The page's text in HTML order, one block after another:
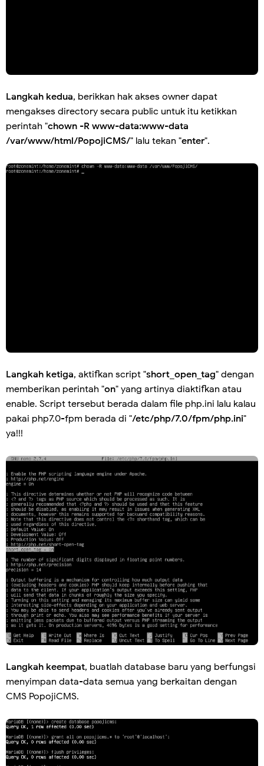
Langkah kedua, berikkan hak akses owner dapat
mengakses directory secara public untuk itu ketikkan
perintah "chown -R www-data:www-data
/var/www/html/PopojiCMS/" lalu tekan "enter".
Langkah ketiga, aktifkan script "short_open_tag" dengan
memberikan perintah "on" yang artinya diaktifkan atau
enable. Script tersebut berada dalam file php.ini lalu kalau
pakai php7.0-fpm berada di "/etc/php/7.0/fpm/php.ini"
ya!!!
Langkah keempat, buatlah database baru yang berfungsi
menyimpan data-data semua yang berkaitan dengan
CMS PopojiCMS.